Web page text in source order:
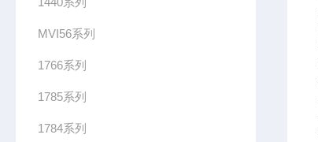
MVI56系列
1766系列
1785系列
1784系列